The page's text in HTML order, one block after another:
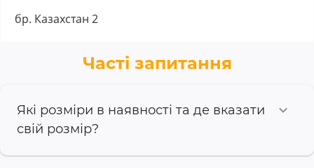
бр. Казахстан 2
Часті запитання
Які розміри в наявності та де вказати
свій розмір?